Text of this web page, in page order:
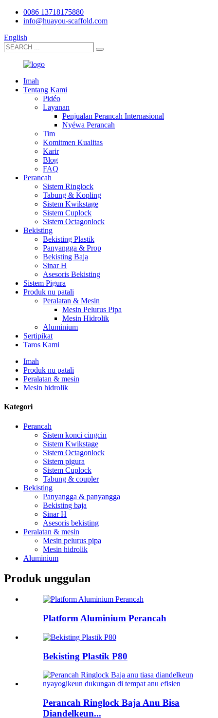
0086 13718175880
info@huayou-scaffold.com
English
Imah
Tentang Kami
Pidéo
Layanan
Penjualan Perancah Internasional
Nyéwa Perancah
Tim
Komitmen Kualitas
Karir
Blog
FAQ
Perancah
Sistem Ringlock
Tabung & Kopling
Sistem Kwikstage
Sistem Cuplock
Sistem Octagonlock
Bekisting
Bekisting Plastik
Panyangga & Prop
Bekisting Baja
Sinar H
Asesoris Bekisting
Sistem Pigura
Produk nu patali
Peralatan & Mesin
Mesin Pelurus Pipa
Mesin Hidrolik
Aluminium
Sertipikat
Taros Kami
Imah
Produk nu patali
Peralatan & mesin
Mesin hidrolik
Kategori
Perancah
Sistem konci cingcin
Sistem Kwikstage
Sistem Octagonlock
Sistem pigura
Sistem Cuplock
Tabung & coupler
Bekisting
Panyangga & panyangga
Bekisting baja
Sinar H
Asesoris bekisting
Peralatan & mesin
Mesin pelurus pipa
Mesin hidrolik
Aluminium
Produk unggulan
Platform Aluminium Perancah
Bekisting Plastik P80
Perancah Ringlock Baja Anu Bisa
Diandelkeun...